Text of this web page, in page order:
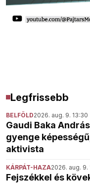
Legfrissebb
BELFÖLD2026. aug. 9. 13:30
Gaudi Baka
gyenge
aktivista
KÁRPÁT-HAZA2026. aug. 9.
Fejszékkel és